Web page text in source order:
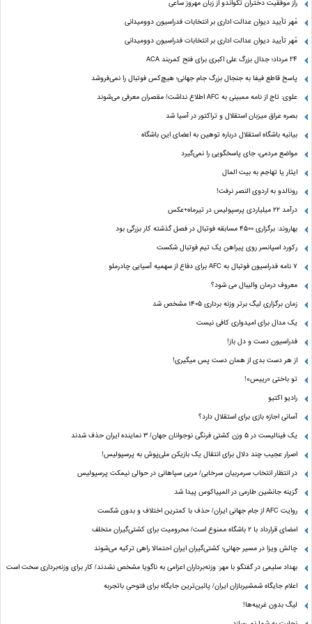
راز موفقیت دختران تکواندو از زبان مهروز ساعی
مُهر تأیید دیوان عدالت اداری بر انتخابات فدراسیون دوومیدانی
مُهر تأیید دیوان عدالت اداری بر انتخابات فدراسیون دوومیدانی
24 مرداد؛ جدال بزرگ علی‌ اکبری برای فتح کمربند ACA
پاسخ قاطع فیفا به جنجال بزرگ جام جهانی؛ هیچ‌کس فوتبال را نمی‌فروشد
علوی: تاج از نامه ممبینی به AFC اطلاع نداشت/ مقصران معرفی می‌شوند
بصره عراق میزبان استقلال و تراکتور در آسیا شد
بیانیه باشگاه استقلال درباره توهین به اعضای این باشگاه
مواضع مردمی، جای پاسخگویی را نمی‌گیرد
ایثار یا تهاجم به بیت المال
رونالدو به اردوی النصر نرفت!
درآمد ۲۲ میلیاردی پرسپولیس در تیرماه+عکس
بهاروند: برگزاری ۴۵۰۰ مسابقه فوتبال در فصل گذشته کار بزرگی بود
رکورد اسپانسر روی پیراهن یک تیم فوتبال شکست
۷ نامه فدراسیون فوتبال به AFC برای دفاع از سهمیه آسیایی چادرملو
معروف درمان والیبال می شود؟
زمان برگزاری لیگ برتر وزنه برداری ۱۴۰۵ مشخص شد
یک مدال برای امیدواری کافی نیست
فدراسیون دست‌ و دل باز!
از هر دست بدی از همان دست پس میگیری!
تو باختی «رییس»!
رادیو اکتیو
آسانی اجازه بازی برای استقلال دارد؟
یک فینالیست در ۵ وزن کشتی فرنگی نوجوانان جهان/ ۳ نماینده ایران حذف شدند
اصرار عجیب چند دلال برای انتقال یک بازیکن ملی‌پوش به پرسپولیس!
در انتظار انتخاب سرمربیان سرخابی/ مربی سپاهانی در حوالی نیمکت پرسپولیس
گزینه جانشین طارمی در المپیاکوس پیدا شد
روایت AFC از جام جهانی ایران/ حذف با کمترین اختلاف و بدون شکست
امضای قرارداد با ۲ باشگاه ممنوع است/ محرومیت برای کشتی‌گیران متخلف
چالش ویزا در مسیر جهانی؛ کشتی‌گیران ایران احتمالا راهی ترکیه می‌شوند
بهداد سلیمی در گفتگو با مهر: وزنه‌برداران اعزامی به ناگویا مشخص نشدند/ کار برای وزنه‌برداری سخت است
اعلام جایگاه شمشیربازان ایران/ پائین‌ترین جایگاه برای فتوحیِ باتجربه
لیگ بدون غریبه‌ها!